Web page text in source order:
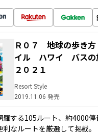
Ｒ０７ 地球の歩き
イル ハワイ バスの
２０２１
Resort Style
2019.11.06 発売
羅する105ルート、約4000
なルートを厳選して掲載。